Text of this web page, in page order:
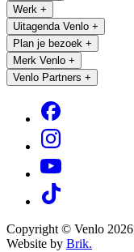
Werk +
Uitagenda Venlo +
Plan je bezoek +
Merk Venlo +
Venlo Partners +
Copyright © Venlo 2026
Website by Brik.